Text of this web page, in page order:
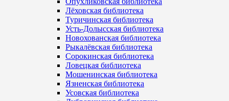
Лёховская библиотека
Туричинская библиотека
Усть-Долысская библиотека
Новохованская библиотека
Рыкалёвская библиотека
Сорокинская библиотека
Ловецкая библиотека
Мошенинская библиотека
Язненская библиотека
Усовская библиотека